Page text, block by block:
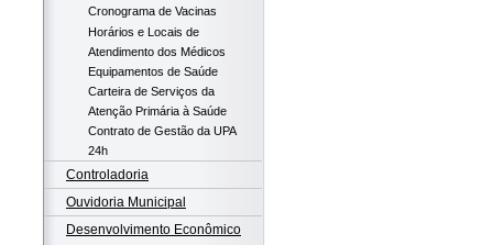
Cronograma de Vacinas
Horários e Locais de
Atendimento dos Médicos
Equipamentos de Saúde
Carteira de Serviços da
Atenção Primária à Saúde
Contrato de Gestão da UPA
24h
Controladoria
Ouvidoria Municipal
Desenvolvimento Econômico